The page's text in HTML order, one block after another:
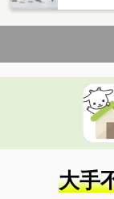
大手